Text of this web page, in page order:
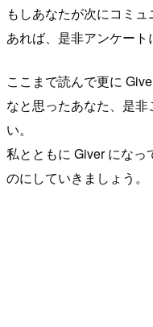
もしあなたが次にコミ
あれば、是非アンケート
ここまで読んで更に
なと思ったあなた、是
い。
私とともに Giver になっ
のにしていきましょう。